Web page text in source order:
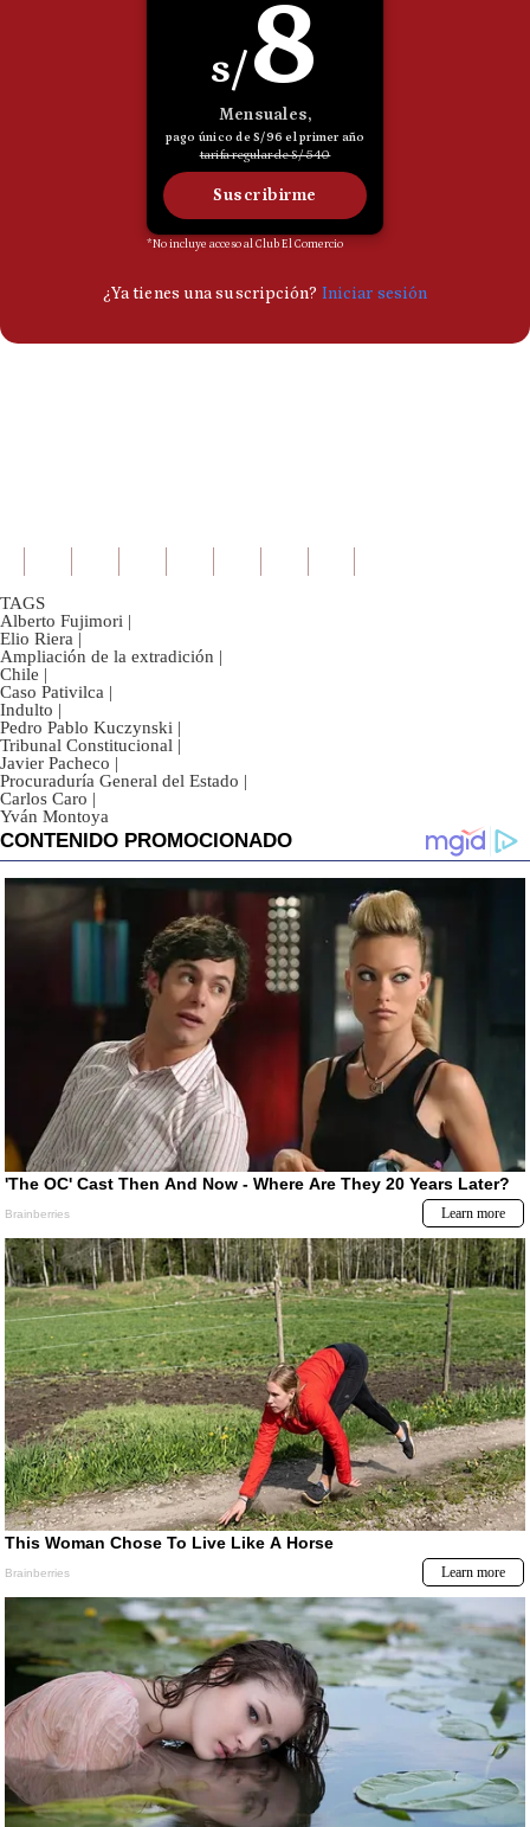
TAGS
Alberto Fujimori |
Elio Riera |
Ampliación de la extradición |
Chile |
Caso Pativilca |
Indulto |
Pedro Pablo Kuczynski |
Tribunal Constitucional |
Javier Pacheco |
Procuraduría General del Estado |
Carlos Caro |
Yván Montoya